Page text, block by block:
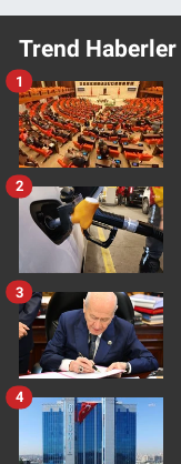
Trend Haberler
1
2
3
4